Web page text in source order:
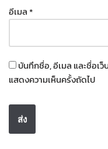
อีเมล*
บันทึกชื่อ, อีเมล และชื่อเ
แสดงความเห็นครั้งถัดไป